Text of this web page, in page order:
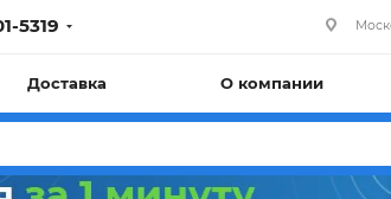
5319
Доставка О компании